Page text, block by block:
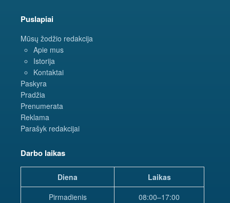
Puslapiai
Mūsų žodžio redakcija
Apie mus
Istorija
Kontaktai
Paskyra
Pradžia
Prenumerata
Reklama
Parašyk redakcijai
Darbo laikas
Diena
Laikas
Pirmadienis
08:00–17:00